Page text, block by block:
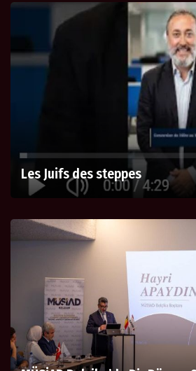
Les Juifs des steppes